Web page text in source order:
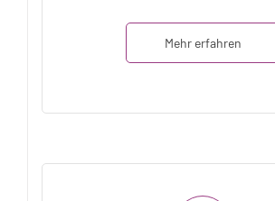
Mehr erfahren